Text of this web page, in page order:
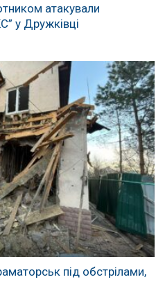
атакували
у Дружківці
під обстрілами,